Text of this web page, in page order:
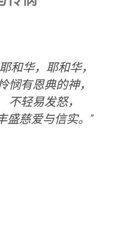
和华，耶和华，
悯有恩典的神，
不轻易发怒，
盛慈爱与信实。”